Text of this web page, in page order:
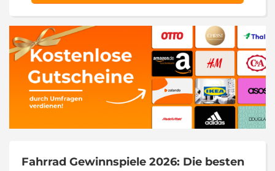
Fahrrad Gewinnspiele 2026: Die besten